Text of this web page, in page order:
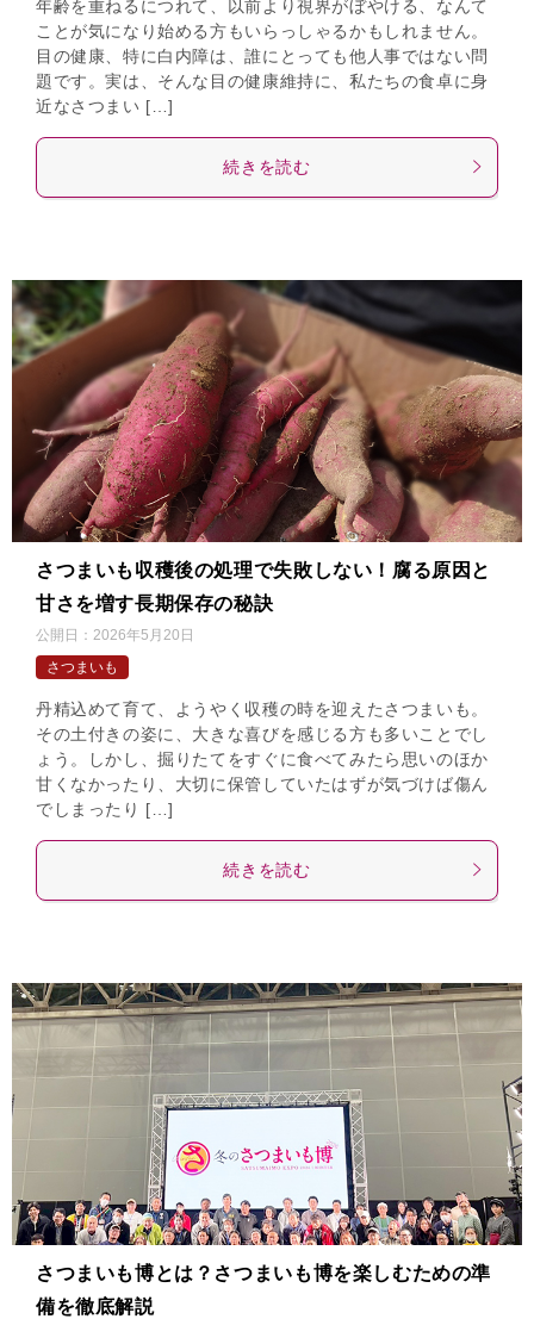
年齢を重ねるにつれて、以前より視界がぼやける、なんて
ことが気になり始める方もいらっしゃるかもしれません。
目の健康、特に白内障は、誰にとっても他人事ではない問
題です。実は、そんな目の健康維持に、私たちの食卓に身
近なさつまい […]
続きを読む
さつまいも収穫後の処理で失敗しない！腐る原因と
甘さを増す長期保存の秘訣
公開日： 2026年5月20日
さつまいも
丹精込めて育て、ようやく収穫の時を迎えたさつまいも。
その土付きの姿に、大きな喜びを感じる方も多いことでし
ょう。しかし、掘りたてをすぐに食べてみたら思いのほか
甘くなかったり、大切に保管していたはずが気づけば傷ん
でしまったり […]
続きを読む
さつまいも博とは？さつまいも博を楽しむための準
備を徹底解説